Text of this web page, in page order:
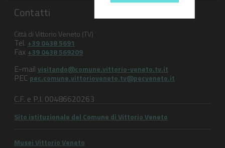
Contatti
Città di Vittorio Veneto (TV)
Tel. +39 0438 5691
Fax +39 0438 569209
E-mail visitando@comune.vittorio-veneto.tv.it
PEC pec.comune.vittorioveneto.tv@pecveneto.it
C.F. e P.I. 00486620263
Sito istituzionale del Comune di Vittorio Veneto
Musei Vittorio Veneto